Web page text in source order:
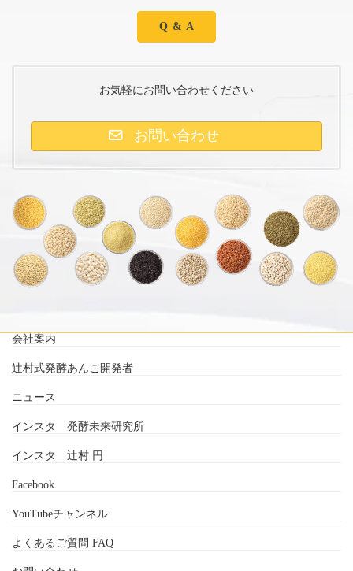
Q & A
お気軽にお問い合わせください
お問い合わせ
会社案内
辻村式発酵あんこ開発者
ニュース
インスタ 発酵未来研究所
インスタ 辻村 円
Facebook
YouTubeチャンネル
よくあるご質問 FAQ